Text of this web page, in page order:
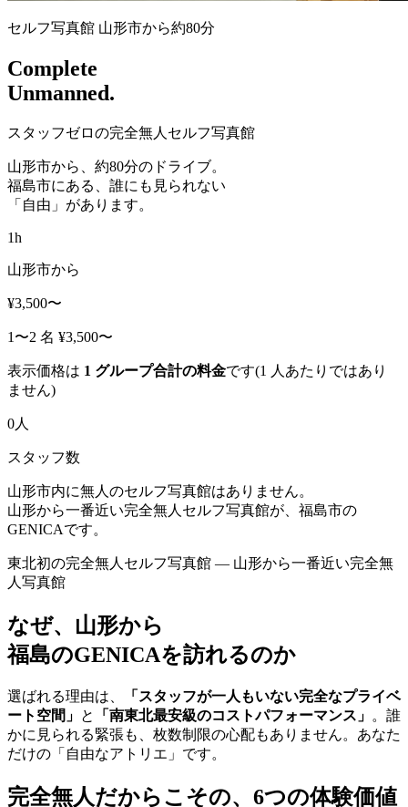
セルフ写真館 山形市から約80分
Complete
Unmanned.
スタッフゼロの完全無人セルフ写真館
山形市から、約80分のドライブ。
福島市にある、誰にも見られない
「自由」があります。
1h
山形市から
¥3,500〜
1〜2 名 ¥3,500〜
表示価格は 1 グループ合計の料金です(1 人あたりではあり
ません)
0人
スタッフ数
山形市内に無人のセルフ写真館はありません。
山形から一番近い完全無人セルフ写真館が、福島市の
GENICAです。
東北初の完全無人セルフ写真館 — 山形から一番近い完全無
人写真館
なぜ、山形から
福島のGENICAを訪れるのか
選ばれる理由は、
「スタッフが一人もいない完全なプライベ
ート空間」 と 「南東北最安級のコストパフォーマンス」 。誰
かに見られる緊張も、枚数制限の心配もありません。あなた
だけの「自由なアトリエ」です。
完全無人だからこその、6つの体験価値